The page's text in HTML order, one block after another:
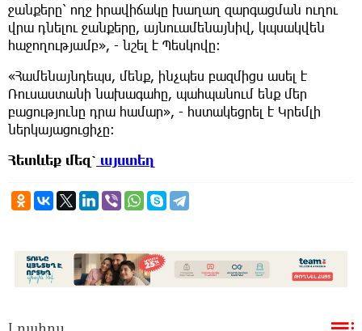
ջանքերը՝ ողջ իրավիճակը խաղաղ զարգացման ուղու
վրա դնելու ջանքերը, այնուամենայնիվ, կպսակվեն
հաջողությամբ», - նշել է Պեսկովը։
«Համենայնդեպս, մենք, ինչպես բազմիցս ասել է
Ռուսաստանի նախագահը, պահպանում ենք մեր
բացությունը դրա համար», - հստակեցրել է Կրեմլի
ներկայացուցիչը։
Հետևեք մեզ՝ այստեղ